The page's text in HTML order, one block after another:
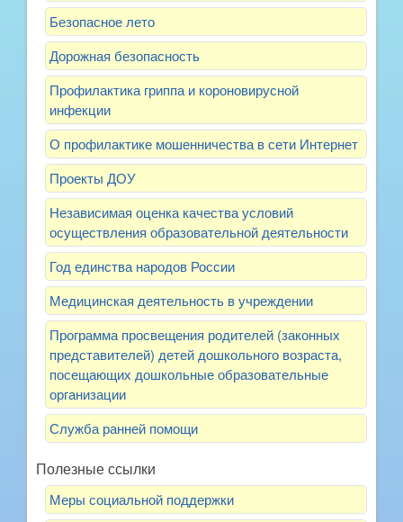
Безопасное лето
Дорожная безопасность
Профилактика гриппа и короновирусной
инфекции
О профилактике мошенничества в сети Интернет
Проекты ДОУ
Независимая оценка качества условий
осуществления образовательной деятельности
Год единства народов России
Медицинская деятельность в учреждении
Программа просвещения родителей (законных
представителей) детей дошкольного возраста,
посещающих дошкольные образовательные
организации
Служба ранней помощи
Полезные ссылки
Меры социальной поддержки